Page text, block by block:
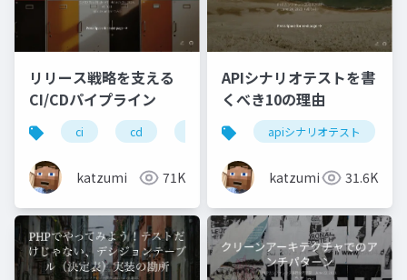
リリース戦略を支える
CI/CDパイプライン
ci cd
katzumi 71K
APIシナリオテストを書
くべき10の理由
apiシナリオテスト
katzumi 31.6K